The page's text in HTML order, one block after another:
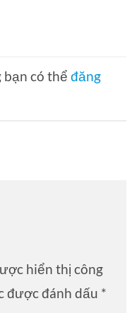
bạn có thể đăng
hiển thị công
được đánh dấu *